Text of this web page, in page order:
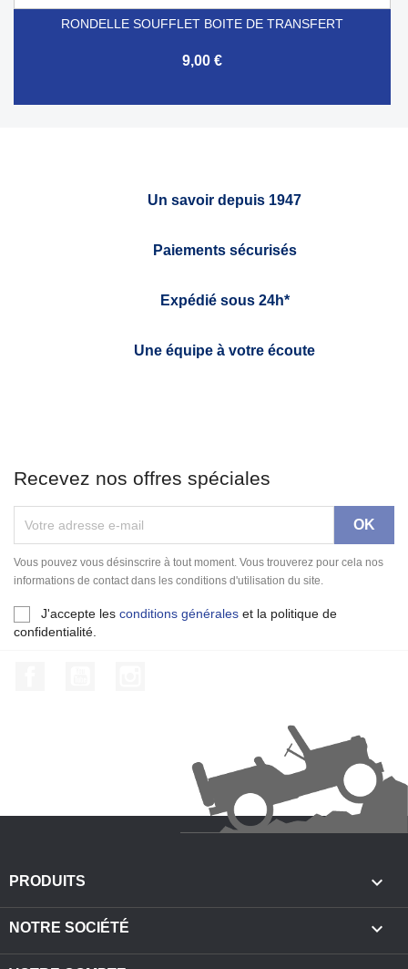
RONDELLE SOUFFLET BOITE DE TRANSFERT
9,00 €
Un savoir depuis 1947
Paiements sécurisés
Expédié sous 24h*
Une équipe à votre écoute
Recevez nos offres spéciales
Vous pouvez vous désinscrire à tout moment. Vous trouverez pour cela nos
informations de contact dans les conditions d'utilisation du site.
J'accepte les conditions générales et la politique de
confidentialité.
PRODUITS 
NOTRE SOCIÉTÉ 